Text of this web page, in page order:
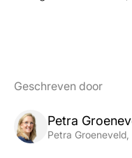
Geschreven door
Petra
Petra Groeneveld,